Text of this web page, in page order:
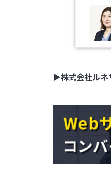
▶株式会社ルネ